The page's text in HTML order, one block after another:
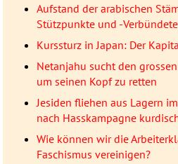
Aufstand der arabischen
Stützpunkte und -
Kurssturz in Japan: Der
Netanjahu sucht den
um seinen Kopf zu retten
Jesiden fliehen aus Lagern
nach Hasskampagne
Wie können wir die
Faschismus vereinigen?